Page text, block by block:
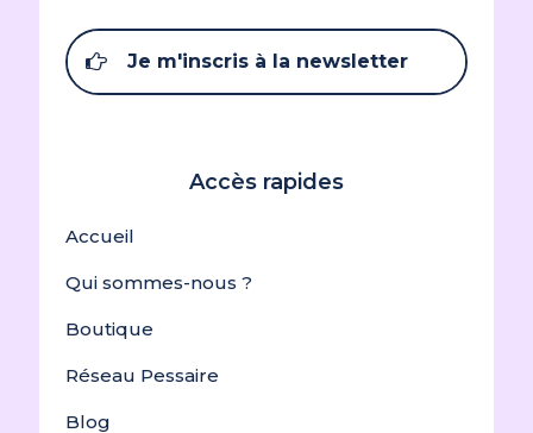
Je m'inscris à la newsletter
Accès rapides
Accueil
Qui sommes-nous ?
Boutique
Réseau Pessaire
Blog